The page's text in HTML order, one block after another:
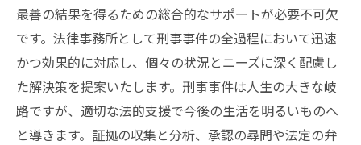
最善の結果を得るための総合的なサポートが必要不可欠
です。法律事務所として刑事事件の全過程において迅速
かつ効果的に対応し、個々の状況とニーズに深く配慮し
た解決策を提案いたします。刑事事件は人生の大きな岐
路ですが、適切な法的支援で今後の生活を明るいものへ
と導きます。証拠の収集と分析、承認の尋問や法定の弁